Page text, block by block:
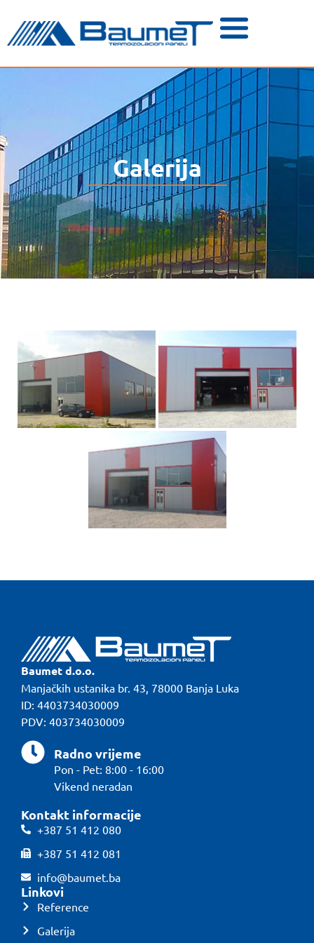
Galerija
Baumet d.o.o.
Manjačkih ustanika br. 43, 78000 Banja Luka
ID: 4403734030009
PDV: 403734030009
Radno vrijeme
Pon - Pet: 8:00 - 16:00
Vikend neradan
Kontakt informacije
+387 51 412 080
+387 51 412 081
info@baumet.ba
Linkovi
Reference
Galerija